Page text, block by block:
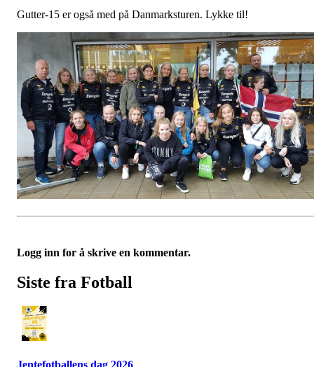
Gutter-15 er også med på Danmarksturen. Lykke til!
Logg inn for å skrive en kommentar.
Siste fra Fotball